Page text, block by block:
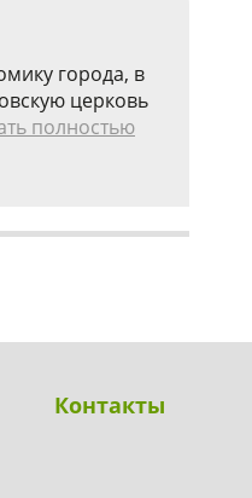
города, в
церковь
полностью
Контакты